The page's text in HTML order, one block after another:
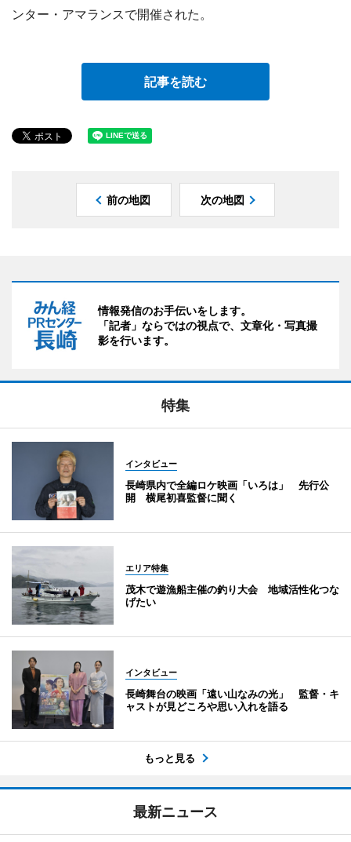
ンター・アマランスで開催された。
記事を読む
前の地図 次の地図
情報発信のお手伝いをします。
「記者」ならではの視点で、文章化・写真撮
影を行います。
特集
インタビュー
長崎県内で全編ロケ映画「いろは」 先行公
開 横尾初喜監督に聞く
エリア特集
茂木で遊漁船主催の釣り大会 地域活性化つな
げたい
インタビュー
長崎舞台の映画「遠い山なみの光」 監督・キ
ャストが見どころや思い入れを語る
もっと見る
最新ニュース